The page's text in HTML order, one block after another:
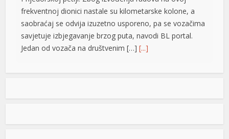
frekventnoj dionici nastale su kilometarske kolone, a
saobraćaj se odvija izuzetno usporeno, pa se vozačima
savjetuje izbjegavanje brzog puta, navodi BL portal.
Jedan od vozača na društvenim […][...]
Pripremite kišobrane: Nakon vrelog dana stižu pljuskovi i
Stanovnike Republike Srpske i Bosne i Hercegovine
u poslijepodnevnim i večernjim časovima u pojedinim